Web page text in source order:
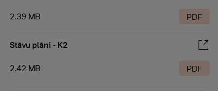
2.39 MB PDF
Stāvu plāni - K2
2.42 MB PDF